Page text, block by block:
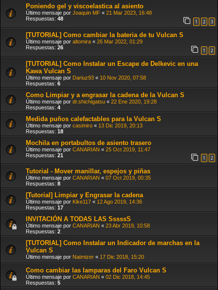
Poniendo gel y viscoelastica al asiento
Último mensaje por Joaquin MF « 21 Mar 2023, 16:48
Respuestas: 48 1 2 3
[TUTORIAL] Como cambiar la bateria de tu Vulcan S
Último mensaje por altomira « 26 Mar 2022, 01:29
Respuestas: 26 1 2
[TUTORIAL] Como Instalar un Escape de Delkevic en una
Kawa Vulcan S
Último mensaje por Dariuz93 « 10 Nov 2020, 07:58
Respuestas: 6
Como Limpiar y a engrasar la cadena de la Vulcan S
Último mensaje por dr.shichigatsu « 22 Ene 2020, 19:28
Respuestas: 4
Medida puños calefactables para la Vulcan S
Último mensaje por casimiro « 13 Dic 2019, 20:13
Respuestas: 18
Mochila en portabultos de asiento trasero
Último mensaje por CANARIAN « 25 Oct 2019, 11:47
Respuestas: 21 1 2
Tutorial - Mover manillar, espejos y piñas
Último mensaje por CANARIAN « 07 Oct 2019, 00:35
Respuestas: 8
[Tutorial] Limpiar y Engrasar la cadena
Último mensaje por Kike117 « 12 Ago 2019, 14:36
Respuestas: 17
INVITACIÓN A TODAS LAS SssssS
Último mensaje por CANARIAN « 23 Abr 2019, 10:58
Respuestas: 2
[TUTORIAL] Como Instalar un Indicador de marchas en la
Vulcan S
Último mensaje por Natmizer « 17 Dic 2018, 15:20
Como cambiar las lamparas del Faro Vulcan S
Último mensaje por CANARIAN « 02 Dic 2018, 14:45
Respuestas: 5